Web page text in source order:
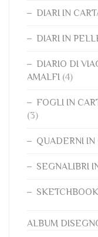
DIARI IN
DIARI IN
DIARIO DI
AMALFI (4)
FOGLI IN
(3)
QUADERNI IN
SEGNALIBRI
ALBUM